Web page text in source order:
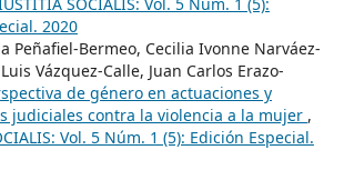
2020
Peñafiel-Bermeo, Cecilia Ivonne Narváez-
Vázquez-Calle, Juan Carlos Erazo-
de género en actuaciones y
judiciales contra la violencia a la mujer ,
Vol. 5 Núm. 1 (5): Edición Especial.